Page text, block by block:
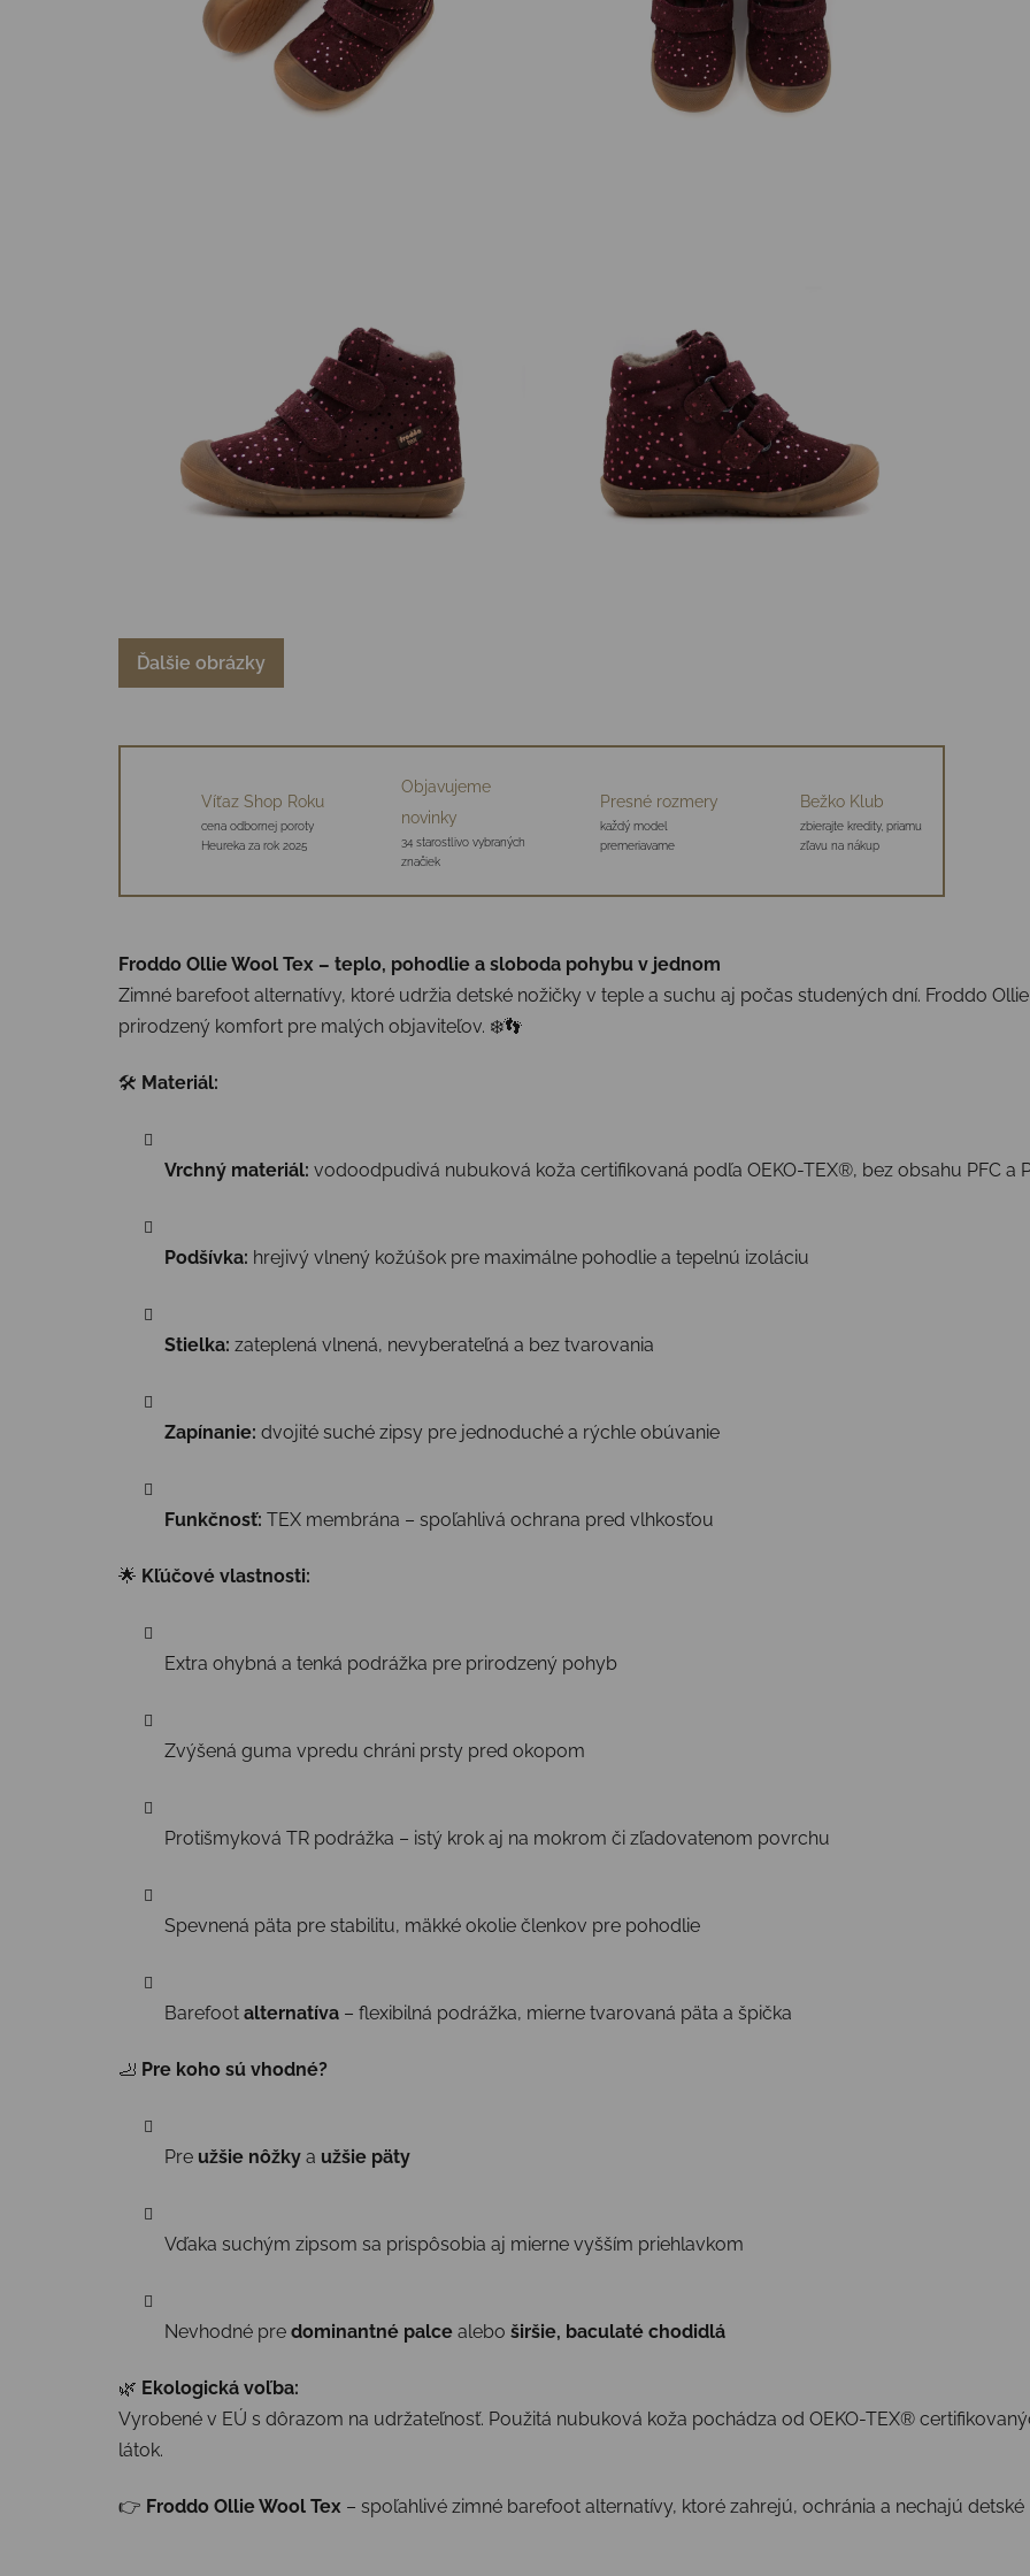
Ďalšie obrázky
Víťaz Shop Roku
cena odbornej poroty
Heureka za rok 2025
Objavujeme
novinky
34 starostlivo vybraných
značiek
Presné rozmery
každý model
premeriavame
Bežko Klub
zbierajte kredity, priamu
zľavu na nákup
Froddo Ollie Wool Tex – teplo, pohodlie a sloboda pohybu v jednom
Zimné barefoot alternatívy, ktoré udržia detské nožičky v teple a suchu aj počas studených dní. Froddo
prirodzený komfort pre malých objaviteľov. ❄️👣
🛠 Materiál:
Vrchný materiál: vodoodpudivá nubuková koža certifikovaná podľa OEKO-TEX®, bez obsahu PFC a
Podšívka: hrejivý vlnený kožúšok pre maximálne pohodlie a tepelnú izoláciu
Stielka: zateplená vlnená, nevyberateľná a bez tvarovania
Zapínanie: dvojité suché zipsy pre jednoduché a rýchle obúvanie
Funkčnosť: TEX membrána – spoľahlivá ochrana pred vlhkosťou
🌟 Kľúčové vlastnosti:
Extra ohybná a tenká podrážka pre prirodzený pohyb
Zvýšená guma vpredu chráni prsty pred okopom
Protišmyková TR podrážka – istý krok aj na mokrom či zľadovatenom povrchu
Spevnená päta pre stabilitu, mäkké okolie členkov pre pohodlie
Barefoot alternatíva – flexibilná podrážka, mierne tvarovaná päta a špička
🦶 Pre koho sú vhodné?
Pre užšie nôžky a užšie päty
Vďaka suchým zipsom sa prispôsobia aj mierne vyšším priehlavkom
Nevhodné pre dominantné palce alebo širšie, baculaté chodidlá
🌿 Ekologická voľba:
Vyrobené v EÚ s dôrazom na udržateľnosť. Použitá nubuková koža pochádza od OEKO-TEX®
látok.
👉 Froddo Ollie Wool Tex – spoľahlivé zimné barefoot alternatívy, ktoré zahrejú, ochránia a nechajú detské